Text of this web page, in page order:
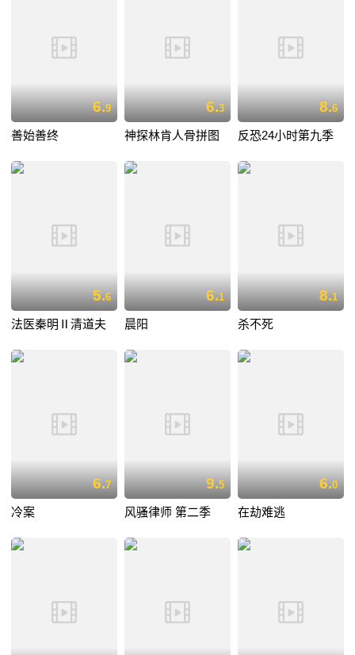
6.9
善始善终
6.3
神探林肯人骨拼图
8.6
反恐24小时第九季
5.6
法医秦明Ⅱ清道夫
6.1
晨阳
8.1
杀不死
6.7
冷案
9.5
风骚律师 第二季
6.0
在劫难逃